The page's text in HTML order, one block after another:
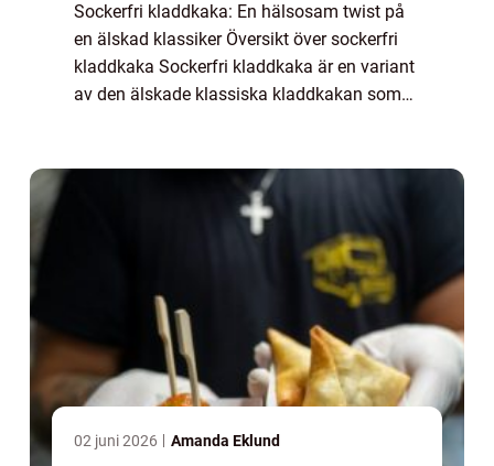
Sockerfri kladdkaka: En hälsosam twist på
en älskad klassiker Översikt över sockerfri
kladdkaka Sockerfri kladdkaka är en variant
av den älskade klassiska kladdkakan som
02 juni 2026 Amanda Eklund